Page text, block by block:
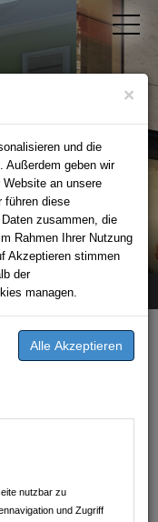
×
und die
Außerdem geben wir
Website an unsere
führen diese
zusammen, die
Rahmen Ihrer Nutzung
Akzeptieren stimmen
der
managen.
nutzbar zu
und Zugriff